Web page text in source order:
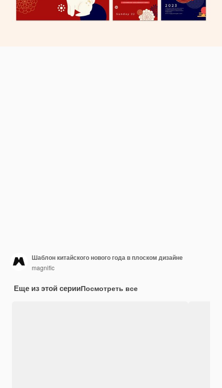
Шаблон китайского нового года в плоском дизайне
magnific
Еще из этой серииПосмотреть все